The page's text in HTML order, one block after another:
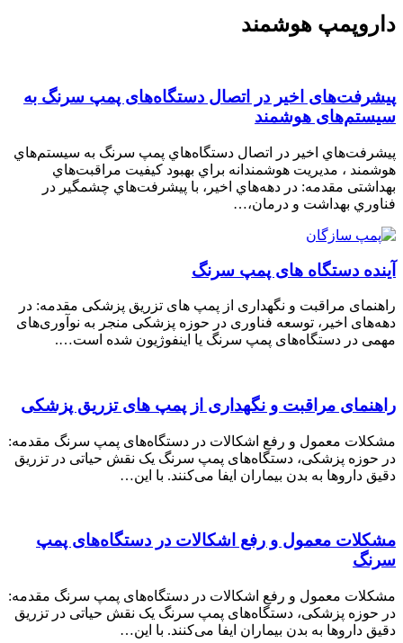
هوشمند
اﺧﯿﺮ در اﺗﺼﺎل دﺳﺘﮕﺎهﻫﺎی ﭘﻤﭗ ﺳﺮﻧﮓ ﺑﻪ
ﻫﻮﺷﻤﻨﺪ
اﺧﯿﺮ در اﺗﺼﺎل دﺳﺘﮕﺎهﻫﺎي ﭘﻤﭗ ﺳﺮﻧﮓ ﺑﻪ ﺳﯿﺴﺘﻢﻫﺎي
، ﻣﺪﯾﺮﯾﺖ ﻫﻮﺷﻤﻨﺪاﻧﻪ ﺑﺮاي ﺑﻬﺒﻮد ﮐﯿﻔﯿﺖ ﻣﺮاﻗﺒﺖﻫﺎي
مقدمه: در دﻫﻪﻫﺎي اﺧﯿﺮ، ﺑﺎ ﭘﯿﺸﺮﻓﺖﻫﺎي ﭼﺸﻤﮕﯿﺮ در
ﺑﻬﺪاﺷﺖ و درﻣﺎن،…
دستگاه‌ های پمپ سرنگ
مراقبت و نگهداری از پمپ های تزریق پزشکی مقدمه: در
اخیر، توسعه فناوری در حوزه پزشکی منجر به نوآوری‌های
در دستگاه‌های پمپ سرنگ یا اینفوژیون شده است….
مراقبت و نگهداری از پمپ های تزریق پزشکی
معمول و رفع اشکالات در دستگاه‌های پمپ سرنگ مقدمه:
حوزه پزشکی، دستگاه‌های پمپ سرنگ یک نقش حیاتی در تزریق
داروها به بدن بیماران ایفا می‌کنند. با این…
معمول و رفع اشکالات در دستگاه‌های پمپ
معمول و رفع اشکالات در دستگاه‌های پمپ سرنگ مقدمه:
حوزه پزشکی، دستگاه‌های پمپ سرنگ یک نقش حیاتی در تزریق
داروها به بدن بیماران ایفا می‌کنند. با این…